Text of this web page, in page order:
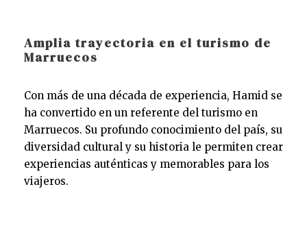
Amplia trayectoria en el turismo de
Marruecos
Con más de una década de experiencia, Hamid se
ha convertido en un referente del turismo en
Marruecos. Su profundo conocimiento del país, su
diversidad cultural y su historia le permiten crear
experiencias auténticas y memorables para los
viajeros.